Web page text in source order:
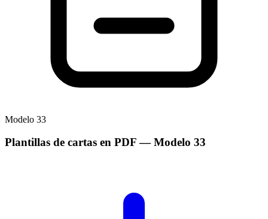
Modelo 33
Plantillas de cartas en PDF— Modelo 33